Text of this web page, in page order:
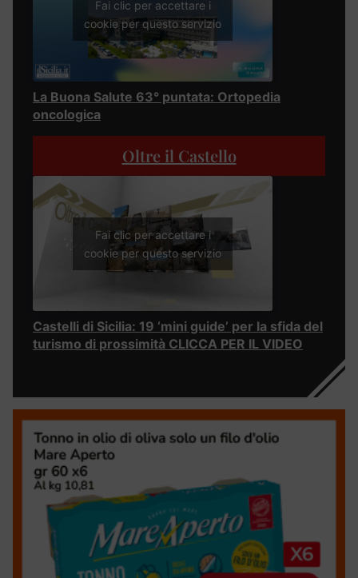
Fai clic per accettare i
cookie per questo servizio
La Buona Salute 63° puntata: Ortopedia
oncologica
Oltre il Castello
Fai clic per accettare i
cookie per questo servizio
Castelli di Sicilia: 19 ‘mini guide’ per la sfida del
turismo di prossimità CLICCA PER IL VIDEO